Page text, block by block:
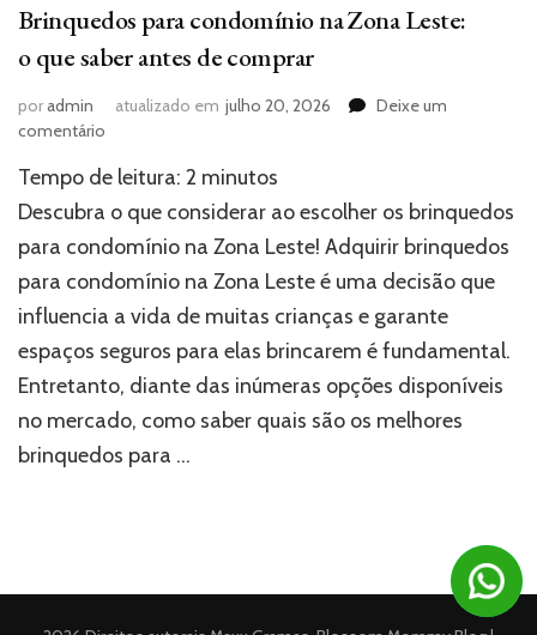
Brinquedos para condomínio na Zona Leste:
o que saber antes de comprar
poradmin atualizado em julho 20, 2026
Deixe um
comentário
para
condomínio
Zona
Leste:
que
saber
antes
de
comprar
Tempo de leitura: 2 minutos
Descubra o que considerar ao escolher os brinquedos
para condomínio na Zona Leste! Adquirir brinquedos
para condomínio na Zona Leste é uma decisão que
influencia a vida de muitas crianças e garante
espaços seguros para elas brincarem é fundamental.
Entretanto, diante das inúmeras opções disponíveis
no mercado, como saber quais são os melhores
brinquedos para …